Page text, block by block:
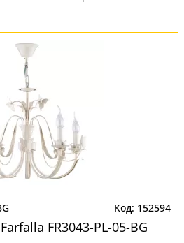
152594
FR3043-PL-05-BG